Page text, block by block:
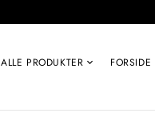
ALLE PRODUKTER FORSIDE